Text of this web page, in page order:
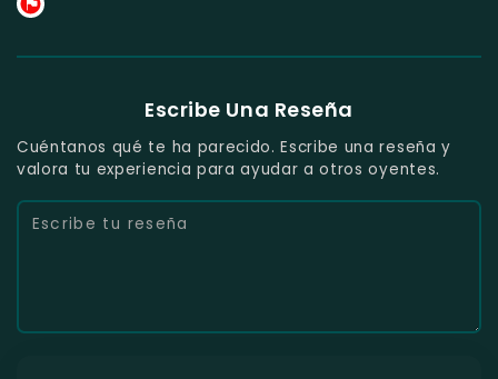
Escribe Una Reseña
Cuéntanos qué te ha parecido. Escribe una reseña y
valora tu experiencia para ayudar a otros oyentes.